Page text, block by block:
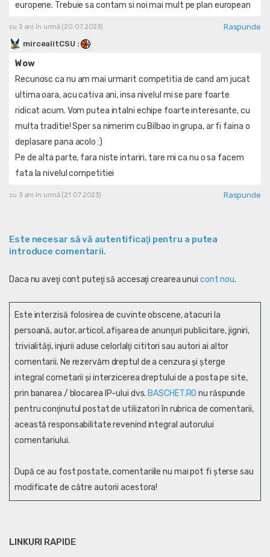
LINKURI RAPIDE
europene. Trebuie sa contam si noi mai mult pe plan european
cu 3 ani în urmă (20.07.2023)
Raspunde
mircealitCSU :
Wow
Recunosc ca nu am mai urmarit competitia de cand am jucat
ultima oara, acu cativa ani, insa nivelul mi se pare foarte
ridicat acum. Vom putea intalni echipe foarte interesante, cu
multa traditie! Sper sa nimerim cu Bilbao in grupa, ar fi faina o
deplasare pana acolo :)
Pe de alta parte, fara niste intariri, tare mi ca nu o sa facem
fata la nivelul competitiei
cu 3 ani în urmă (21.07.2023) Raspunde
Este necesar să vă autentificaţi pentru a putea
introduce comentarii.
Daca nu aveţi cont puteţi să accesaţi crearea unui cont nou.
Este interzisă folosirea de cuvinte obscene, atacuri la
persoană, autor, articol, afişarea de anunţuri publicitare, jigniri,
trivialităţi, injurii aduse celorlalţi cititori sau autori ai altor
comentarii. Ne rezervăm dreptul de a cenzura și şterge
integral cometarii și interzicerea dreptului de a posta pe site,
prin banarea / blocarea IP-ului dvs. BASCHET.RO nu răspunde
pentru conţinutul postat de utilizatori în rubrica de comentarii,
această responsabilitate revenind integral autorului
comentariului.
După ce au fost postate, comentariile nu mai pot fi șterse sau
modificate de către autorii acestora!